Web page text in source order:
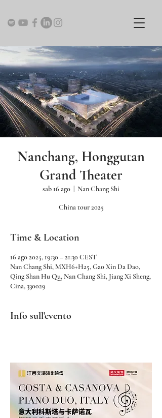
Nanchang, Honggutan
Grand Theater
sab 16 ago Nan Chang Shi
China tour 2025
Time & Location
16 ago 2025, 19:30 – 21:30 CEST
Nan Chang Shi, MXH6+H25, Gao Xin Da Dao,
Qing Shan Hu Qu, Nan Chang Shi, Jiang Xi Sheng,
Cina, 330029
Info sull'evento